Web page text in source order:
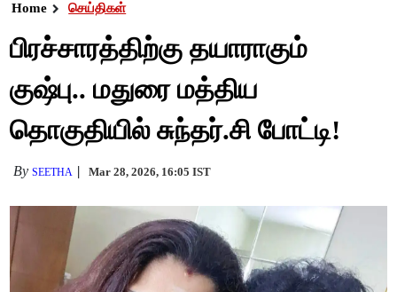
Home செய்திகள்
பிரச்சாரத்திற்கு தயாராகும்
குஷ்பு.. மதுரை மத்திய
தொகுதியில் சுந்தர்.சி போட்டி!
BySEETHA Mar 28, 2026, 16:05 IST